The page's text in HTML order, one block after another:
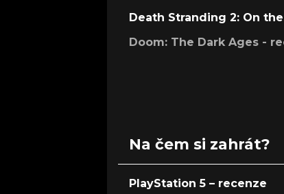
Death Stranding 2: On
Doom: The Dark Ages -
Na čem si zahrát?
PlayStation 5 – recenze